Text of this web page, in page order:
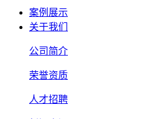
案例展示
关于我们
公司简介
荣誉资质
人才招聘